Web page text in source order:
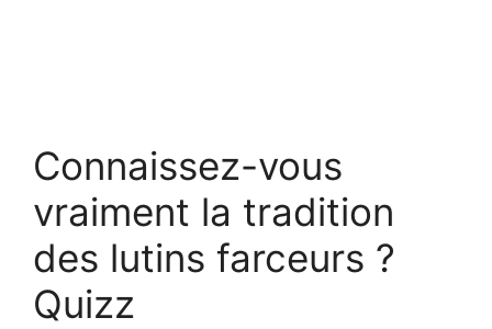
Connaissez-vous
vraiment la tradition
des lutins farceurs ?
Quizz